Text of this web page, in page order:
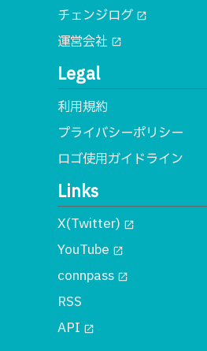
チェンジログ open_in_new
運営会社 open_in_new
Legal
利用規約
プライバシーポリシー
ロゴ使用ガイドライン
Links
X(Twitter) open_in_new
YouTube open_in_new
connpass open_in_new
RSS
API open_in_new